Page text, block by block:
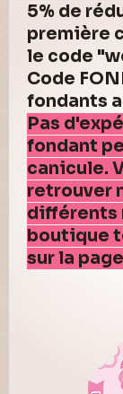
5% de
première
le code
Code
fondants
Pas
fondant
canicule.
retrouver
différents
boutique
sur la